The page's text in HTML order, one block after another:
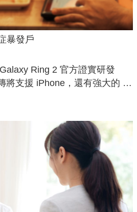
暴發戶
Ring 2 官方證實研發
將支援 iPhone，還有強大的 AI